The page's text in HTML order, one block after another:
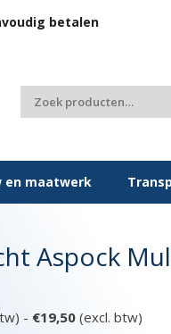
betalen
Zoeken
naar:
en maatwerk
Aspock
- €19,50(excl. btw)